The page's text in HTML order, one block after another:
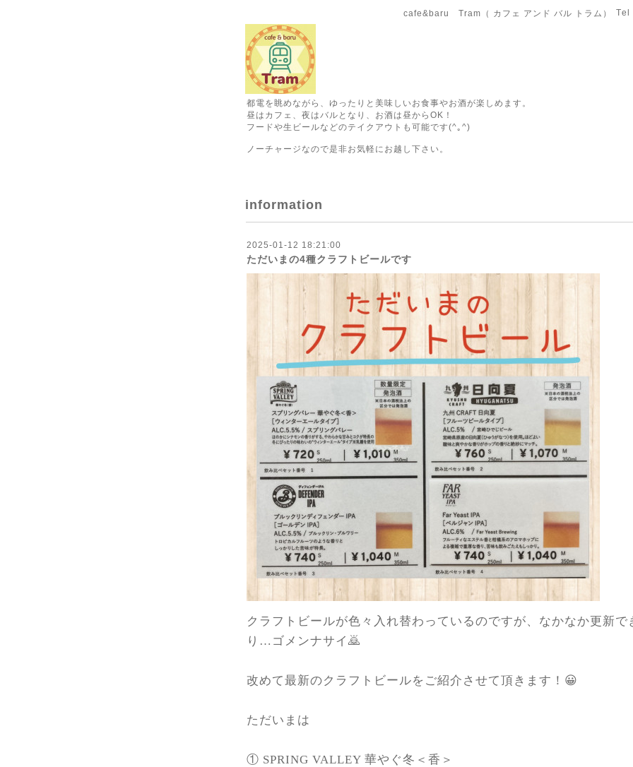
cafe&baru Tram（ カフェ アンド バル トラム） Tel
都電を眺めながら、ゆったりと美味しいお食事やお酒が楽しめます。
昼はカフェ、夜はバルとなり、お酒は昼からOK！
フードや生ビールなどのテイクアウトも可能です(^｡^)
ノーチャージなので是非お気軽にお越し下さい。
information
2025-01-12 18:21:00
ただいまの4種クラフトビールです
クラフトビールが色々入れ替わっているのですが、なかなか更新で
り…ゴメンナサイ🙇
改めて最新のクラフトビールをご紹介させて頂きます！😀
ただいまは
① SPRING VALLEY 華やぐ冬＜香＞